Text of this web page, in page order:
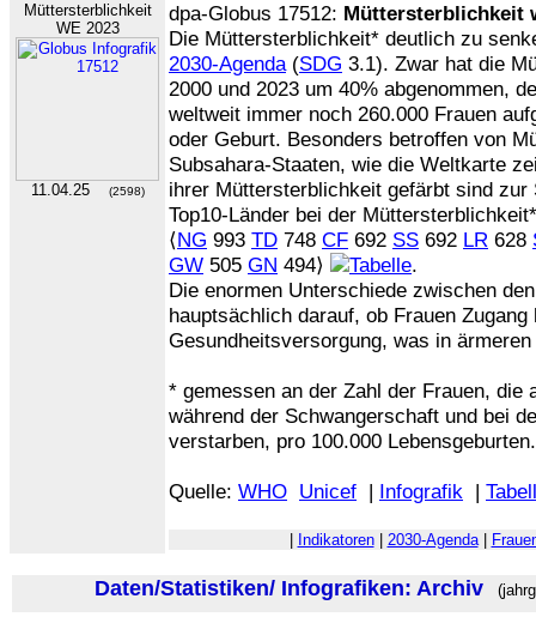
Müttersterblichkeit
WE 2023
11.04.25 (2598)
dpa-Globus 17512: Müttersterblichkeit
Die Müttersterblichkeit* deutlich zu
2030-Agenda(SDG 3.1). Zwar hat die
2000 und 2023 um 40% abgenommen,
weltweit immer noch 260.000 Frauen
oder Geburt. Besonders betroffen von
Subsahara-Staaten, wie die Weltkarte
ihrer Müttersterblichkeit gefärbt sind zur
Top10-Länder bei der
⟨NG 993 TD 748 CF 692 SS 692 LR 628
GW 505 GN 494⟩
.
Die enormen Unterschiede zwischen
hauptsächlich darauf, ob Frauen Zugang
Gesundheitsversorgung, was in
* gemessen an der Zahl der Frauen, die
während der Schwangerschaft und bei
verstarben, pro 100.000 Lebensgeburten.
Quelle: WHO Unicef | Infografik |
Indikatoren| 2030-Agenda|
Daten/Statistiken/ Infografiken: Archiv